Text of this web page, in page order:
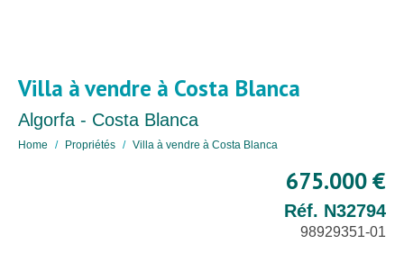
Villa à vendre à Costa Blanca
Algorfa - Costa Blanca
Home Propriétés Villa à vendre à Costa Blanca
675.000 €
Réf. N32794
98929351-01